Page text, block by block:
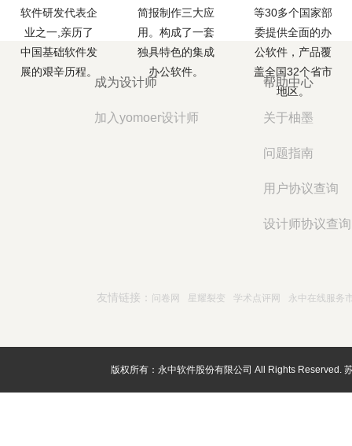
软件研发代表企
业之一,亲历了
中国基础软件发
展的艰辛历程。
简报制作三大应
用。构成了一套
独具特色的集成
办公软件。
等30多个国家部
委提供全面的办
公软件，产品覆
盖全国32个省市
地区。
成为设计师
加入yomoer设计师
帮助中心
关于柚墨
问题指南
用户协议查询
设计师协议查询
友情链接： 问卷网 星耀裂变 学术点评网 永中在线服务
版权所有：永中软件股份有限公司 All Rights Reserved.